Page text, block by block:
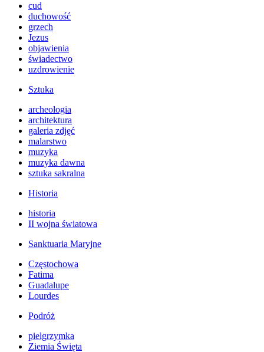
cud
duchowość
grzech
Jezus
objawienia
świadectwo
uzdrowienie
Sztuka
archeologia
architektura
galeria zdjęć
malarstwo
muzyka
muzyka dawna
sztuka sakralna
Historia
historia
II wojna światowa
Sanktuaria Maryjne
Częstochowa
Fatima
Guadalupe
Lourdes
Podróż
pielgrzymka
Ziemia Święta